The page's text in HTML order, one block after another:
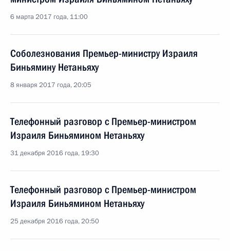
6 марта 2017 года, 11:00
Соболезнования Премьер-министру Израиля
Биньямину Нетаньяху
8 января 2017 года, 20:05
Телефонный разговор с Премьер-министром
Израиля Биньямином Нетаньяху
31 декабря 2016 года, 19:30
Телефонный разговор с Премьер-министром
Израиля Биньямином Нетаньяху
25 декабря 2016 года, 20:50